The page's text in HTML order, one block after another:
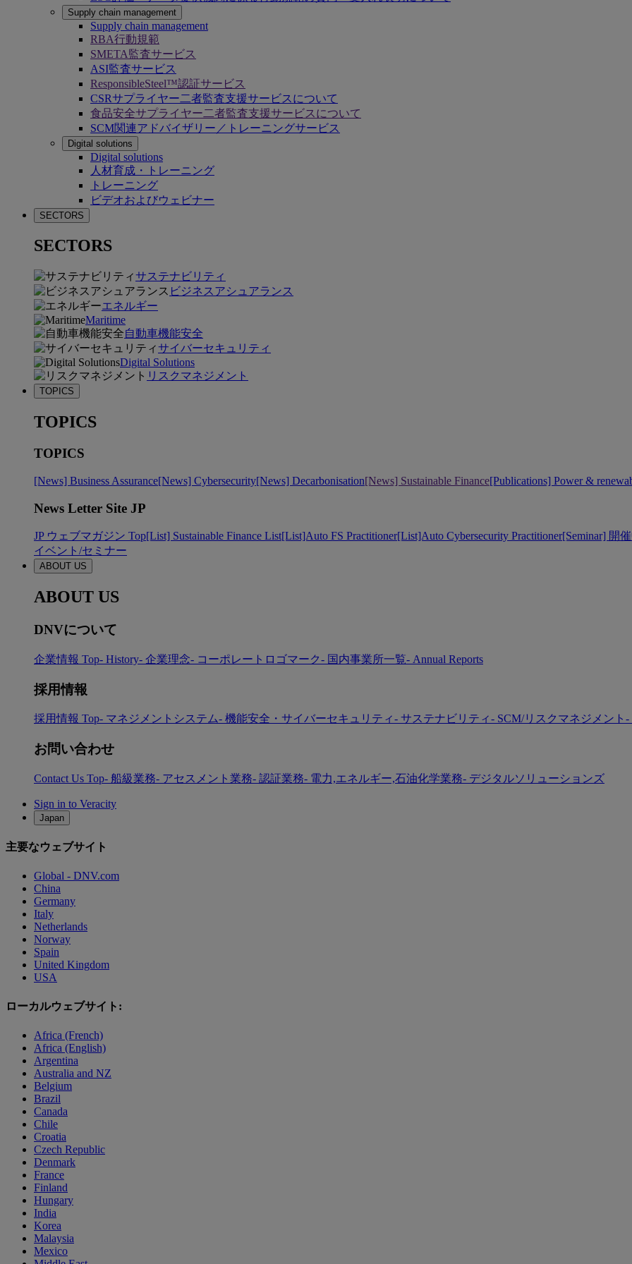
Supply chain management
Supply chain management
RBA行動規範
SMETA監査サービス
ASI監査サービス
ResponsibleSteel™認証サービス
CSRサプライヤー二者監査支援サービスについて
食品安全サプライヤー二者監査支援サービスについて
SCM関連アドバイザリー／トレーニングサービス
Digital solutions
Digital solutions
人材育成・トレーニング
トレーニング
ビデオおよびウェビナー
SECTORS
SECTORS
サステナビリティ
ビジネスアシュアランス
エネルギー
Maritime
自動車機能安全
サイバーセキュリティ
Digital Solutions
リスクマネジメント
TOPICS
TOPICS
TOPICS
[News] Business Assurance[News] Cybersecurity[News] Decarbonisation[News] Sustainable Finance[Publications] Power &
News Letter Site JP
JP ウェブマガジン Top[List] Sustainable Finance List[List]Auto FS Practitioner[List]Auto Cybersecurity Practitioner[Seminar] 開
イベント/セミナー
ABOUT US
ABOUT US
DNVについて
企業情報 Top- History- 企業理念- コーポレートロゴマーク- 国内事業所一覧- Annual Reports
採用情報
採用情報 Top- マネジメントシステム- 機能安全・サイバーセキュリティ- サステナビリティ- SCM/リスクマネジメント -
お問い合わせ
Contact Us Top- 船級業務- アセスメント業務- 認証業務- 電力,エネルギー,石油化学業務- デジタルソリューションズ
Sign in to Veracity
Japan
主要なウェブサイト
Global - DNV.com
China
Germany
Italy
Netherlands
Norway
Spain
United Kingdom
USA
ローカルウェブサイト:
Africa (French)
Africa (English)
Argentina
Australia and NZ
Belgium
Brazil
Canada
Chile
Croatia
Czech Republic
Denmark
France
Finland
Hungary
India
Korea
Malaysia
Mexico